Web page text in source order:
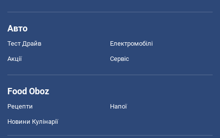
Авто
Тест Драйв Електромобілі
Акції Сервіс
Food Oboz
Рецепти Напої
Новини Кулінарії